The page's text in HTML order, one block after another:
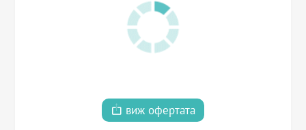
виж офертата